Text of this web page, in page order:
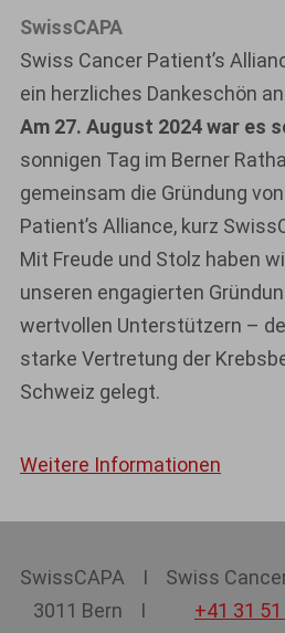
SwissCAPA
Swiss Cancer Patient’s
ein herzliches Dankeschön
Am 27. August 2024 war es
sonnigen Tag im Berner
gemeinsam die Gründung
Patient’s Alliance, kurz
Mit Freude und Stolz haben
unseren engagierten
wertvollen Unterstützern –
starke Vertretung der
Schweiz gelegt.
Weitere Informationen
SwissCAPA I Swiss
3011 Bern I
+41 31 51